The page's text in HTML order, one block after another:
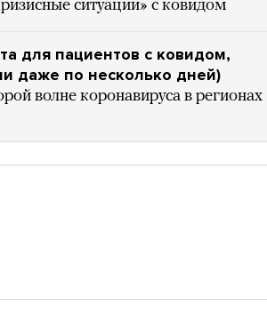
ситуации» с ковидом
для пациентов с ковидом,
даже по несколько дней)
волне коронавируса в регионах